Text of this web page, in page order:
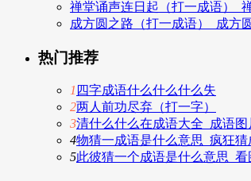
禅堂诵声连日起（打一成语）_
成方圆之路（打一成语）_成方
热门推荐
1 四字成语什么什么什么失
2两人前功尽弃（打一字）
3清什么什么在成语大全_成语图
4物猜一成语是什么意思_疯狂
5此彼猜一个成语是什么意思_